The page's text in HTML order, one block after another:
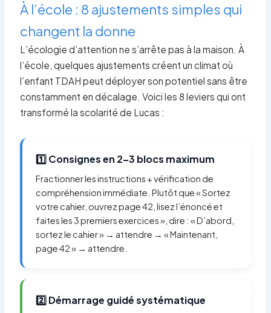
À l’école : 8 ajustements simples qui
changent la donne
L’écologie d’attention ne s’arrête pas à la maison. À
l’école, quelques ajustements créent un climat où
l’enfant TDAH peut déployer son potentiel sans être
constamment en décalage. Voici les 8 leviers qui ont
transformé la scolarité de Lucas :
1️⃣ Consignes en 2–3 blocs maximum
Fractionner les instructions + vérification de
compréhension immédiate. Plutôt que « Sortez
votre cahier, ouvrez page 42, lisez l’énoncé et
faites les 3 premiers exercices », dire : « D’abord,
sortez le cahier » → attendre → « Maintenant,
page 42 » → attendre.
2️⃣ Démarrage guidé systématique